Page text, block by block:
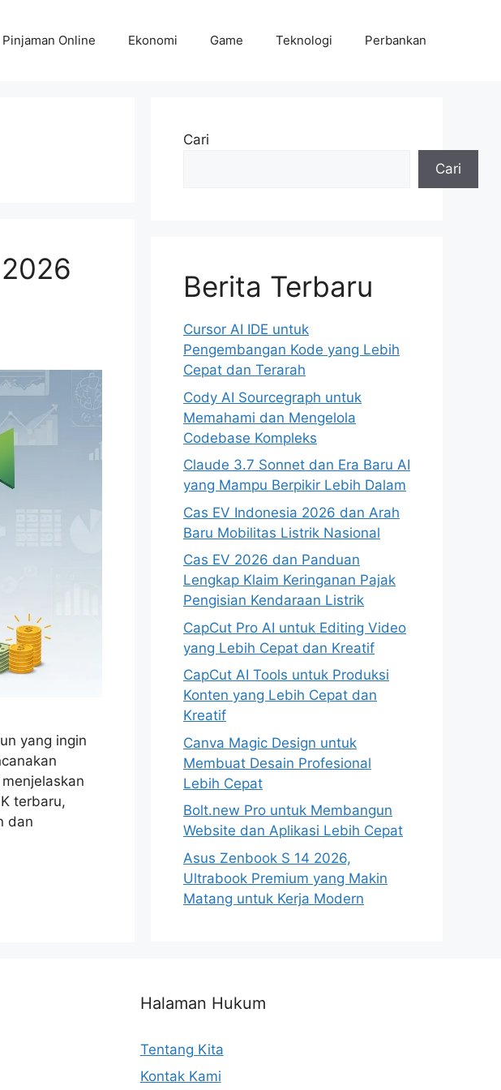
Pinjaman Online Ekonomi Game Teknologi Perbankan
yang ingin
terbaru,
dan
Cari
Cari
Berita Terbaru
Cursor AI IDE untuk
Pengembangan Kode yang Lebih
Cepat dan Terarah
Cody AI Sourcegraph untuk
Memahami dan Mengelola
Codebase Kompleks
Claude 3.7 Sonnet dan Era Baru AI
yang Mampu Berpikir Lebih Dalam
Cas EV Indonesia 2026 dan Arah
Baru Mobilitas Listrik Nasional
Cas EV 2026 dan Panduan
Lengkap Klaim Keringanan Pajak
Pengisian Kendaraan Listrik
CapCut Pro AI untuk Editing Video
yang Lebih Cepat dan Kreatif
CapCut AI Tools untuk Produksi
Konten yang Lebih Cepat dan
Kreatif
Canva Magic Design untuk
Membuat Desain Profesional
Lebih Cepat
Bolt.new Pro untuk Membangun
Website dan Aplikasi Lebih Cepat
Asus Zenbook S 14 2026,
Ultrabook Premium yang Makin
Matang untuk Kerja Modern
Halaman Hukum
Tentang Kita
Kontak Kami